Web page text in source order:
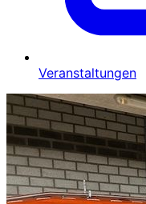
Veranstaltungen